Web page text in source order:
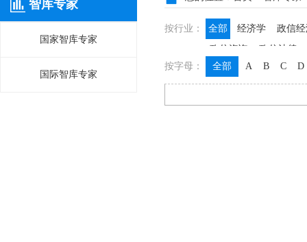
智库专家
国家智库专家
国际智库专家
按行业： 全部 经济学
政信
政信咨询
政信法律
按字母：
全部 A B C D